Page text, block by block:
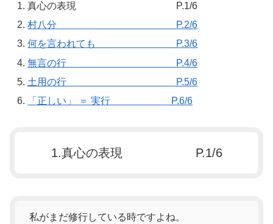
真心の表現 P.1/6
村八分 P.2/6
何を言われても P.3/6
無言の行 P.4/6
土用の行 P.5/6
「正しい」 ＝ 実行 P.6/6
1.真心の表現 P.1/6
私がまだ修行している時ですよね。